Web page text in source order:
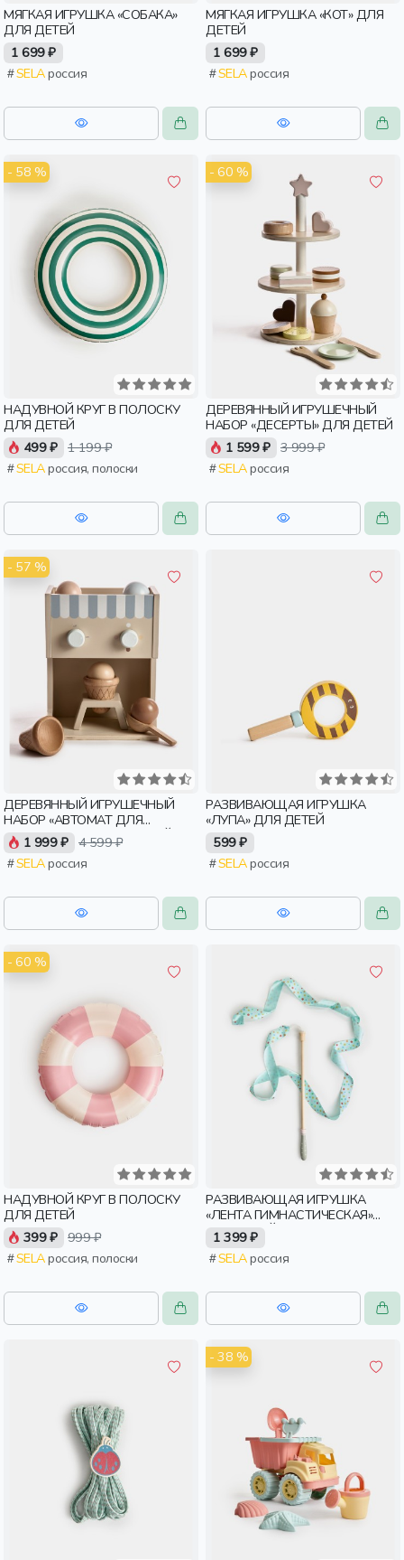
МЯГКАЯ ИГРУШКА «СОБАКА»
ДЛЯ ДЕТЕЙ
1 699 ₽
SELAроссия
МЯГКАЯ ИГРУШКА «КОТ» ДЛЯ
ДЕТЕЙ
1 699 ₽
SELAроссия
- 58 %
НАДУВНОЙ КРУГ В ПОЛОСКУ
ДЛЯ ДЕТЕЙ
499 ₽ 1 199 ₽
SELAроссия, полоски
- 60 %
ДЕРЕВЯННЫЙ ИГРУШЕЧНЫЙ
НАБОР «ДЕСЕРТЫ» ДЛЯ ДЕТЕЙ
1 599 ₽ 3 999 ₽
SELAроссия
- 57 %
ДЕРЕВЯННЫЙ ИГРУШЕЧНЫЙ
НАБОР «АВТОМАТ ДЛЯ
МОРОЖЕНОГО» ДЛЯ ДЕТЕЙ
1 999 ₽ 4 599 ₽
SELAроссия
РАЗВИВАЮЩАЯ ИГРУШКА
«ЛУПА» ДЛЯ ДЕТЕЙ
599 ₽
SELAроссия
- 60 %
НАДУВНОЙ КРУГ В ПОЛОСКУ
ДЛЯ ДЕТЕЙ
399 ₽ 999 ₽
SELAроссия, полоски
РАЗВИВАЮЩАЯ ИГРУШКА
«ЛЕНТА ГИМНАСТИЧЕСКАЯ»
ДЛЯ ДЕТЕЙ
1 399 ₽
SELAроссия
- 38 %